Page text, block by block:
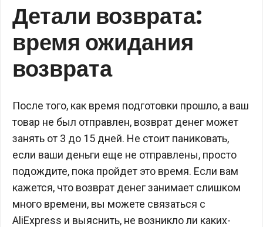
Детали возврата:
время ожидания
возврата
После того, как время подготовки прошло, а ваш
товар не был отправлен, возврат денег может
занять от 3 до 15 дней. Не стоит паниковать,
если ваши деньги еще не отправлены, просто
подождите, пока пройдет это время. Если вам
кажется, что возврат денег занимает слишком
много времени, вы можете связаться с
AliExpress и выяснить, не возникло ли каких-